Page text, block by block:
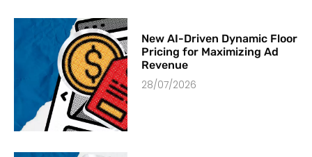
New AI-Driven Dynamic Floor
Pricing for Maximizing Ad
Revenue
28/07/2026